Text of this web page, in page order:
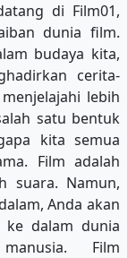
di Film01,
dunia film.
budaya kita,
cerita-
lebih
satu bentuk
kita semua
Film adalah
suara. Namun,
Anda akan
ke dalam dunia
Film